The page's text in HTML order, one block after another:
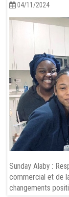
04/11/2024
Sunday Alaby :
commercial et de
changements